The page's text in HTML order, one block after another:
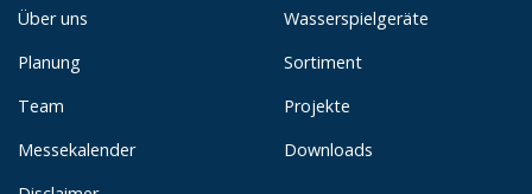
Über uns
Planung
Team
Messekalender
Wasserspielgeräte
Sortiment
Projekte
Downloads